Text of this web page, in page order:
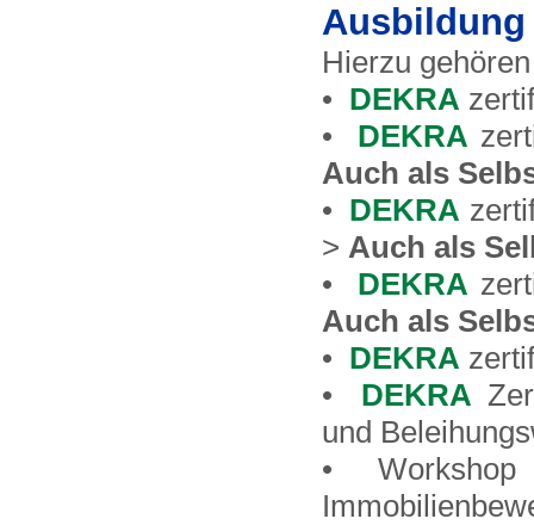
Ausbildung
Hierzu
• DEKRA
• DEKRA
Auch als
• DEKRA
> Auch als
• DEKRA
Auch als
• DEKRA
• DEKRA
und
• Workshop